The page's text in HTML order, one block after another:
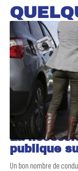
La
publique
Un bon nombre de